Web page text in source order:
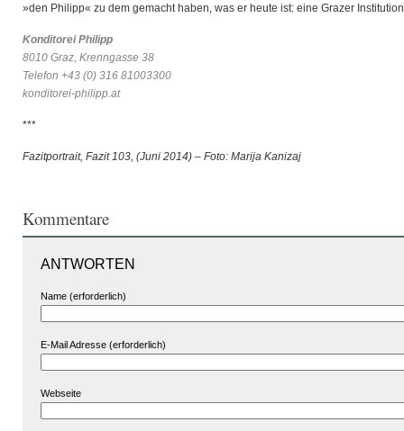
»den Philipp« zu dem gemacht haben, was er heute ist: eine Grazer
Konditorei Philipp
8010 Graz, Krenngasse 38
Telefon +43 (0) 316 81003300
konditorei-philipp.at
***
Fazitportrait, Fazit 103, (Juni 2014) – Foto: Marija Kanizaj
Kommentare
ANTWORTEN
Name (erforderlich)
E-Mail Adresse (erforderlich)
Webseite